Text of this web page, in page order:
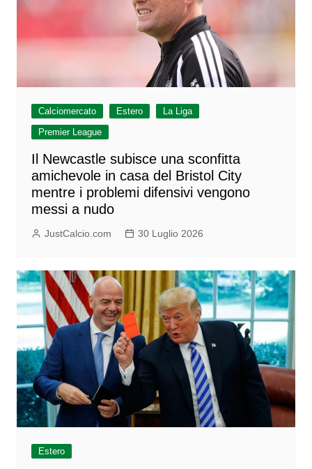
Calciomercato Estero
La Liga
Premier League
Il Newcastle subisce una sconfitta
amichevole in casa del Bristol City
mentre i problemi difensivi vengono
messi a nudo
JustCalcio.com 30 Luglio 2026
Estero